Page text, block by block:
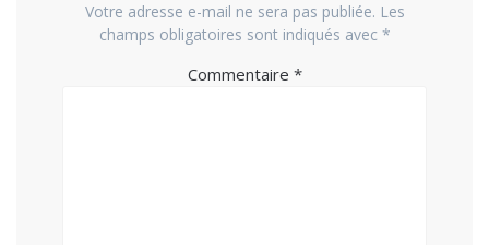
Votre adresse e-mail ne sera pas publiée. Les
champs obligatoires sont indiqués avec *
Commentaire *